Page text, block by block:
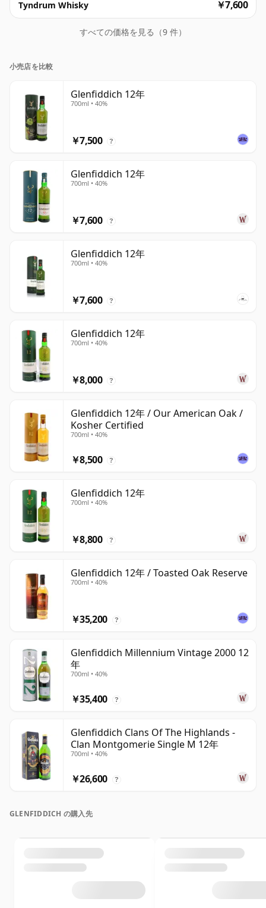
Tyndrum Whisky ￥7,600
すべての価格を見る（9 件）
小売店を比較
Glenfiddich 12年
700ml • 40%
￥7,500 ?
Glenfiddich 12年
700ml • 40%
￥7,600 ?
Glenfiddich 12年
700ml • 40%
￥7,600 ?
Glenfiddich 12年
700ml • 40%
￥8,000 ?
Glenfiddich 12年 / Our American Oak /
Kosher Certified
700ml • 40%
￥8,500 ?
Glenfiddich 12年
700ml • 40%
￥8,800 ?
Glenfiddich 12年 / Toasted Oak Reserve
700ml • 40%
￥35,200 ?
Glenfiddich Millennium Vintage 2000 12
年
700ml • 40%
￥35,400 ?
Glenfiddich Clans Of The Highlands -
Clan Montgomerie Single M 12年
700ml • 40%
￥26,600 ?
GLENFIDDICH の購入先